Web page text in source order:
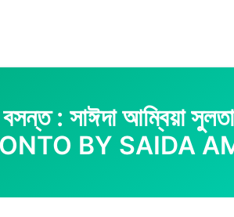
বসন্ত : সাঈদা
BY SAIDA